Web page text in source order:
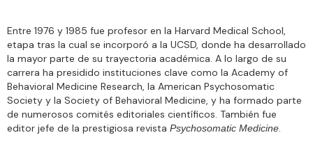
Entre 1976 y 1985 fue profesor en la Harvard Medical School,
etapa tras la cual se incorporó a la UCSD, donde ha desarrollado
la mayor parte de su trayectoria académica. A lo largo de su
carrera ha presidido instituciones clave como la Academy of
Behavioral Medicine Research, la American Psychosomatic
Society y la Society of Behavioral Medicine, y ha formado parte
de numerosos comités editoriales científicos. También fue
editor jefe de la prestigiosa revista Psychosomatic Medicine.